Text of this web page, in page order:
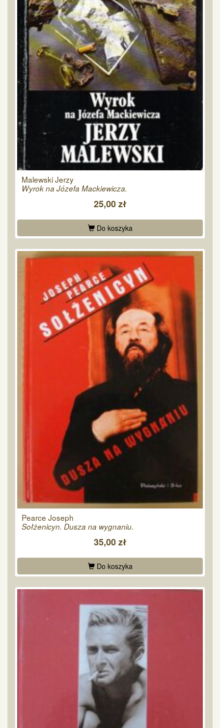
Malewski Jerzy
Wyrok na Józefa Mackiewicza.
25,00 zł
Do koszyka
Pearce Joseph
Sołżenicyn. Dusza na wygnaniu.
35,00 zł
Do koszyka